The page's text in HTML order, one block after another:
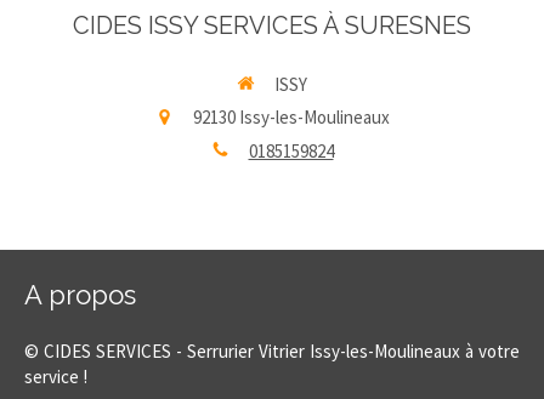
CIDES ISSY SERVICES À SURESNES
ISSY
92130 Issy-les-Moulineaux
0185159824
A propos
© CIDES SERVICES - Serrurier Vitrier Issy-les-Moulineaux à votre
service !